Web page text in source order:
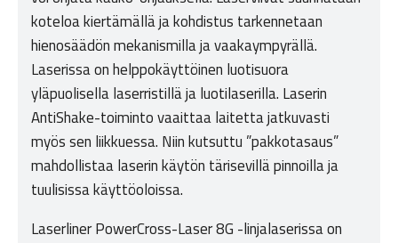
koteloa kiertämällä ja kohdistus tarkennetaan
hienosäädön mekanismilla ja vaakaympyrällä.
Laserissa on helppokäyttöinen luotisuora
yläpuolisella laserristillä ja luotilaserilla. Laserin
AntiShake-toiminto vaaittaa laitetta jatkuvasti
myös sen liikkuessa. Niin kutsuttu ”pakkotasaus”
mahdollistaa laserin käytön tärisevillä pinnoilla ja
tuulisissa käyttöoloissa.
Laserliner PowerCross-Laser 8G -linjalaserissa on